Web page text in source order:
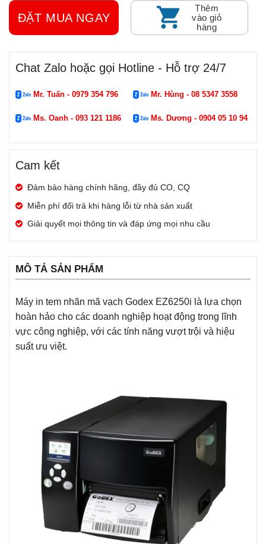
ĐẶT MUA NGAY
Thêm
vào giỏ
hàng
Chat Zalo hoặc gọi Hotline - Hỗ trợ 24/7
Mr. Tuấn - 0979 354 796 Mr. Hùng - 08 5347 3558
Ms. Oanh - 093 121 1186 Ms. Dương - 0904 05 10 94
Cam kết
Đảm bảo hàng chính hãng, đầy đủ CO, CQ
Miễn phí đổi trả khi hàng lỗi từ nhà sản xuất
Giải quyết mọi thông tin và đáp ứng mọi nhu cầu
MÔ TẢ SẢN PHẨM
Máy in tem nhãn mã vạch Godex EZ6250i là lựa chọn
hoàn hảo cho các doanh nghiệp hoạt động trong lĩnh
vực công nghiệp, với các tính năng vượt trội và hiệu
suất ưu việt.